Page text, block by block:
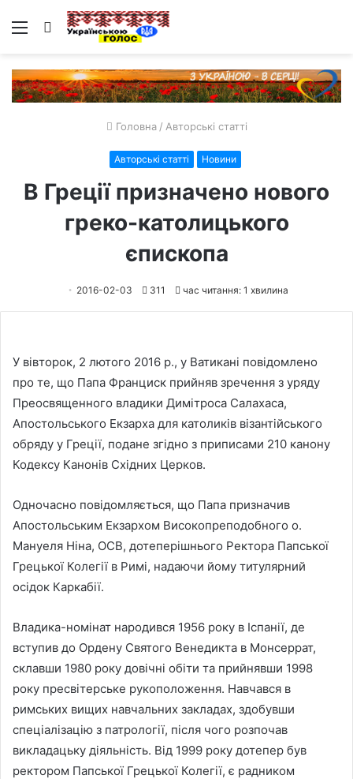
Меню Пошук
Головна / Авторські статті
Авторські статті Новини
В Греції призначено нового
греко-католицького
єпископа
2016-02-03 311 час читання: 1 хвилина
У вівторок, 2 лютого 2016 р., у Ватикані повідомлено
про те, що Папа Франциск прийняв зречення з уряду
Преосвященного владики Димітроса Салахаса,
Апостольського Екзарха для католиків візантійського
обряду у Греції, подане згідно з приписами 210 канону
Кодексу Канонів Східних Церков.
Одночасно повідомляється, що Папа призначив
Апостольським Екзархом Високопреподобного о.
Мануеля Ніна, ОСВ, дотеперішнього Ректора Папської
Грецької Колегії в Римі, надаючи йому титулярний
осідок Каркабії.
Владика-номінат народився 1956 року в Іспанії, де
вступив до Ордену Святого Венедикта в Монсеррат,
склавши 1980 року довічні обіти та прийнявши 1998
року пресвітерське рукоположення. Навчався в
римських вищих навчальних закладах, здобувши
спеціалізацію з патрології, після чого розпочав
викладацьку діяльність. Від 1999 року дотепер був
ректором Папської Грецької Колегії, є радником